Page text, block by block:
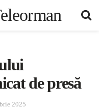
de presă
2025